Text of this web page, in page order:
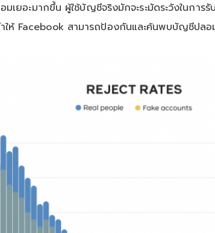
เยอะมากขึ้น ผู้ใช้บัญชีจริงมักจะระมัดระวังในกา
ห้ Facebook สามารถป้องกันและค้นพบบัญชีปลอ